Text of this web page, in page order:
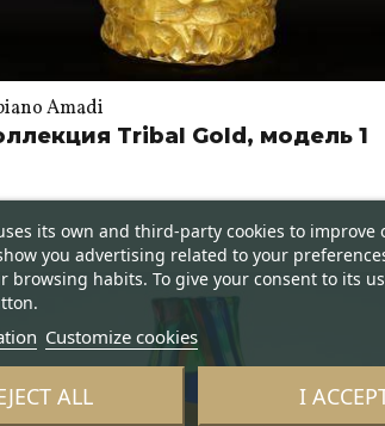
Amadi
Tribal Gold, модель 1
its own and third-party cookies to improve
you advertising related to your
browsing habits. To give your consent to its
Customize cookies
ALL I